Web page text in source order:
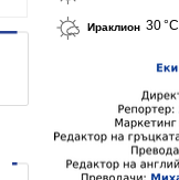
Ираклион 30 °C